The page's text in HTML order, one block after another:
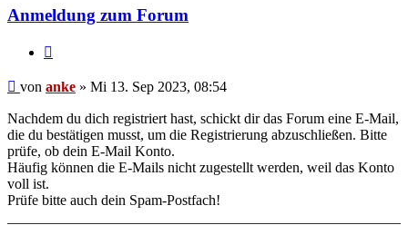
Anmeldung zum Forum
Beitrag
von anke » Mi 13. Sep 2023, 08:54
Nachdem du dich registriert hast, schickt dir das Forum eine E-Mail,
die du bestätigen musst, um die Registrierung abzuschließen. Bitte
prüfe, ob dein E-Mail Konto.
Häufig können die E-Mails nicht zugestellt werden, weil das Konto
voll ist.
Prüfe bitte auch dein Spam-Postfach!